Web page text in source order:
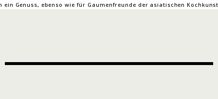
ein Genuss, ebenso wie für Gaumenfreunde der asiatischen